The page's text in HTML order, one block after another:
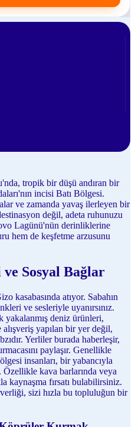
tropik bir düşü andıran bir
incisi Batı Bölgesi.
ve zamanda yavaş ilerleyen bir
değil, adeta ruhunuzu
Lagünü'nün derinliklerine
hem de keşfetme arzusunu
ve Sosyal Bağlar
kasabasında atıyor. Sabahın
ve sesleriyle uyanırsınız.
yakalanmış deniz ürünleri,
alışveriş yapılan bir yer değil,
Yerliler burada haberleşir,
paylaşır. Genellikle
insanları, bir yabancıyla
Özellikle kava barlarında veya
kaynaşma fırsatı bulabilirsiniz.
sizi hızla bu topluluğun bir